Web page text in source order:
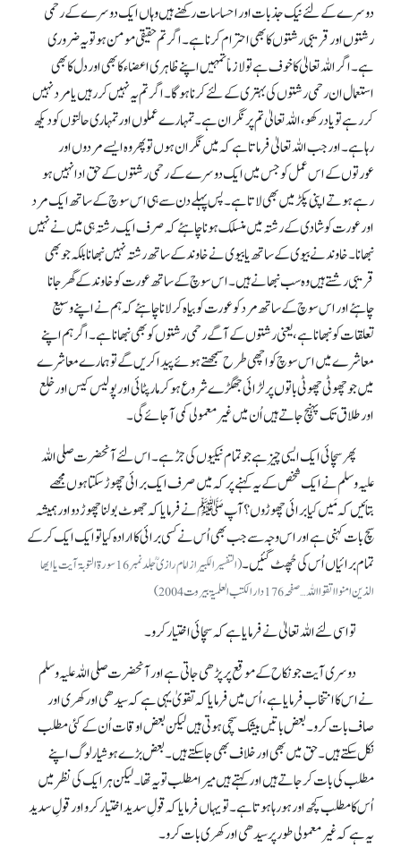
دوسرے کے لئے نیک جذبات اور احساسات رکھنے ہیں وہاں ایک دوسرے کے رحمی
رشتوں اور قریبی رشتوں کا بھی احترام کرنا ہے۔ اگر تم حقیقی مومن ہو تو یہ ضروری
ہے۔ اگر اللہ تعالیٰ کا خوف ہے تو لازماً تمہیں اپنے ظاہری اعضاء کا بھی اور دل کا بھی
استعمال ان رحمی رشتوں کی بہتری کے لئے کرنا ہو گا۔ اگر تم یہ نہیں کر رہیں یا مرد نہیں
کر رہے تو یاد رکھو، اللہ تعالیٰ تم پر نگران ہے۔ تمہارے عملوں اور تمہاری حالتوں کو دیکھ
رہا ہے۔ اور جب اللہ تعالیٰ فرماتا ہے کہ میں نگران ہوں تو پھر وہ ایسے مردوں اور
عورتوں کے اس عمل کو جس میں ایک دوسرے کے رحمی رشتوں کے حق ادا نہیں ہو
رہے ہوتے اپنی پکڑ میں بھی لاتا ہے۔ پس پہلے دن سے ہی اس سوچ کے ساتھ ایک مرد
اور عورت کو شادی کے رشتہ میں منسلک ہونا چاہئے کہ صرف ایک رشتہ ہی میں نے نہیں
نبھانا۔ خاوند نے بیوی کے ساتھ یا بیوی نے خاوندکے ساتھ رشتہ نہیں نبھانا بلکہ جو بھی
قریبی رشتے ہیں وہ سب نبھانے ہیں۔ اس سوچ کے ساتھ عورت کو خاوند کے گھر جانا
چاہئے اور اس سوچ کے ساتھ مرد کو عورت کو بیاہ کر لانا چاہئے کہ ہم نے اپنے وسیع
تعلقات کو نبھانا ہے، یعنی رشتوں کے آگے رحمی رشتوں کو بھی نبھانا ہے۔ اگر ہم اپنے
معاشرے میں اس سوچ کو اچھی طرح سمجھتے ہوئے پیدا کریں گے تو ہمارے معاشرے
میں جو چھوٹی چھوٹی باتوں پر لڑائی جھگڑے شروع ہو کر مار پٹائی اور پولیس کیس اور خلع
اور طلاق تک پہنچ جاتے ہیں اُن میں غیر معمولی کمی آ جائے گی۔
پھرسچائی ایک ایسی چیز ہے جو تمام نیکیوں کی جڑ ہے۔ اس لئے آنحضرت صلی اللہ
علیہ وسلم نے ایک شخص کے یہ کہنے پر کہ میں صرف ایک برائی چھوڑ سکتا ہوں مجھے
بتائیں کہ مَیں کیا برائی چھوڑوں ؟ آپﷺ نے فرمایا کہ جھوٹ بولنا چھوڑ دو اور ہمیشہ
سچ بات کہنی ہےاور اس وجہ سے جب بھی اُس نے کسی برائی کا ارادہ کیا تو ایک ایک کر کے
تمام برائیاں اُس کی چُھٹ گئیں۔
(التفسیر الکبیر از امام رازی ؒ جلد نمبر16سورۃ التوبۃ آیت یا ایھا
الذین امنوا اتقوااللہ …صفحہ 176دار الکتب العلمیۃ بیروت 2004)
تو اسی لئے اللہ تعالیٰ نے فرمایا ہے کہ سچائی اختیار کرو۔
دوسری آیت جو نکاح کے موقع پر پڑھی جاتی ہے اور آنحضرت صلی اللہ علیہ وسلم
نے اس کا انتخاب فرمایا ہے، اُس میں فرمایا کہ تقویٰ یہی ہے کہ سیدھی اور کھری اور
صاف بات کرو۔ بعض باتیں بیشک سچی ہوتی ہیں لیکن بعض اوقات اُن کے کئی مطلب
نکل سکتے ہیں۔ حق میں بھی اور خلاف بھی جا سکتے ہیں۔ بعض بڑے ہوشیار لوگ اپنے
مطلب کی بات کر جاتے ہیں اور کہتے ہیں میرا مطلب تو یہ تھا۔ لیکن ہر ایک کی نظر میں
اُس کا مطلب کچھ اور ہو رہا ہوتا ہے۔ تو یہاں فرمایا کہ قولِ سدید اختیار کرو اور قولِ سدید
یہ ہے کہ غیر معمولی طور پر سیدھی اور کھری بات کرو۔